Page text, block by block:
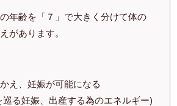
年齢を「７」で大きく分けて体の
があります。
え、妊娠が可能になる
る妊娠、出産する為のエネルギー)